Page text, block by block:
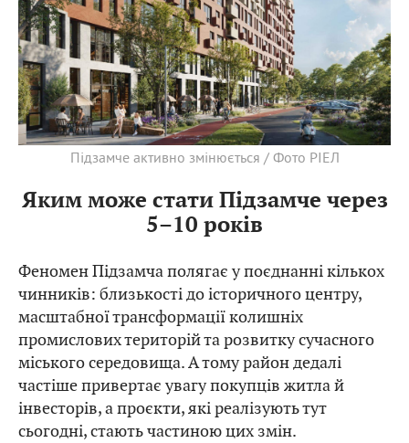
Підзамче активно змінюється / Фото РІЕЛ
Яким може стати Підзамче через
5–10 років
Феномен Підзамча полягає у поєднанні кількох
чинників: близькості до історичного центру,
масштабної трансформації колишніх
промислових територій та розвитку сучасного
міського середовища. А тому район дедалі
частіше привертає увагу покупців житла й
інвесторів, а проєкти, які реалізують тут
сьогодні, стають частиною цих змін.